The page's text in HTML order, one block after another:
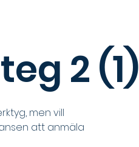
2 (1)
men vill
att anmäla